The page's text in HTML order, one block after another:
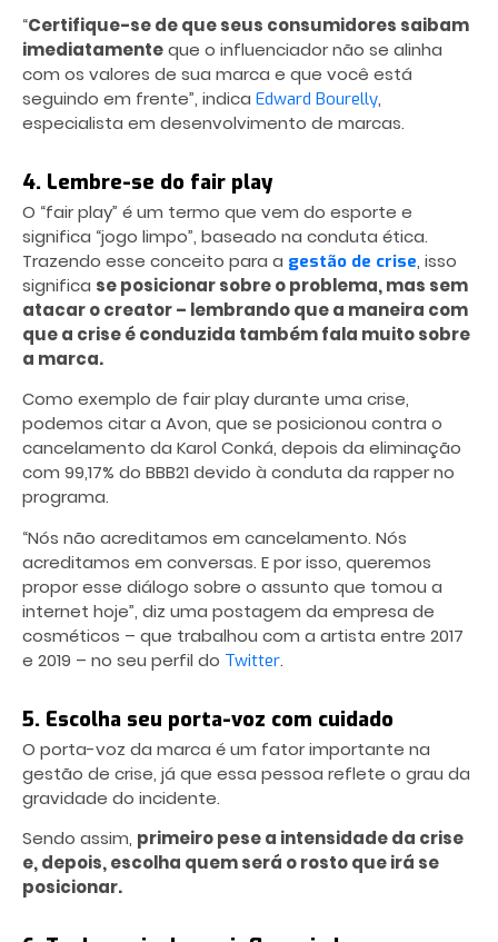
“Certifique-se de que seus consumidores saibam
imediatamenteque o influenciador não se alinha
com os valores de sua marca e que você está
seguindo em frente”, indica Edward Bourelly,
especialista em desenvolvimento de marcas.
4. Lembre-se do fair play
O “fair play” é um termo que vem do esporte e
significa “jogo limpo”, baseado na conduta ética.
Trazendo esse conceito para a gestão de crise, isso
significa se posicionar sobre o problema, mas sem
atacar o creator – lembrando que a maneira com
que a crise é conduzida também fala muito sobre
a marca.
Como exemplo de fair play durante uma crise,
podemos citar a Avon, que se posicionou contra o
cancelamento da Karol Conká, depois da eliminação
com 99,17% do BBB21 devido à conduta da rapper no
programa.
“Nós não acreditamos em cancelamento. Nós
acreditamos em conversas. E por isso, queremos
propor esse diálogo sobre o assunto que tomou a
internet hoje”, diz uma postagem da empresa de
cosméticos – que trabalhou com a artista entre 2017
e 2019 – no seu perfil do Twitter.
5. Escolha seu porta-voz com cuidado
O porta-voz da marca é um fator importante na
gestão de crise, já que essa pessoa reflete o grau da
gravidade do incidente.
Sendo assim, primeiro pese a intensidade da crise
e, depois, escolha quem será o rosto que irá se
posicionar.